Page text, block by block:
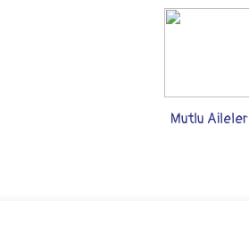
Mutlu Aileler